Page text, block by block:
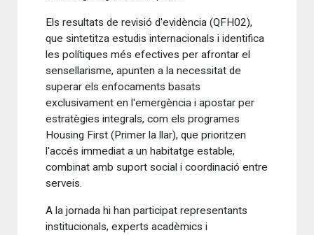
Els resultats de revisió d'evidència (QFH02),
que sintetitza estudis internacionals i identifica
les polítiques més efectives per afrontar el
sensellarisme, apunten a la necessitat de
superar els enfocaments basats
exclusivament en l'emergència i apostar per
estratègies integrals, com els programes
Housing First (Primer la llar), que prioritzen
l'accés immediat a un habitatge estable,
combinat amb suport social i coordinació entre
serveis.
A la jornada hi han participat representants
institucionals, experts acadèmics i